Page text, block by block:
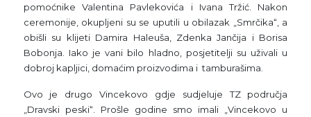
pomoćnike Valentina Pavlekovića i Ivana Tržić. Nakon
ceremonije, okupljeni su se uputili u obilazak „Smrčika“, a
obišli su klijeti Damira Haleuša, Zdenka Jančija i Borisa
Bobonja. Iako je vani bilo hladno, posjetitelji su uživali u
dobroj kapljici, domaćim proizvodima i tamburašima.
Ovo je drugo Vincekovo gdje sudjeluje TZ područja
„Dravski peski“. Prošle godine smo imali „Vincekovo u